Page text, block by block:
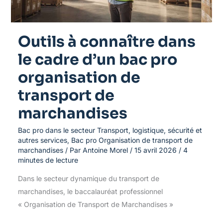
Outils à connaître dans
le cadre d’un bac pro
organisation de
transport de
marchandises
Bac pro dans le secteur Transport, logistique, sécurité et
autres services, Bac pro Organisation de transport de
marchandises/ Par Antoine Morel / 15 avril 2026 / 4
minutes de lecture
Dans le secteur dynamique du transport de
marchandises, le baccalauréat professionnel
« Organisation de Transport de Marchandises »
organisation
de
de
marchandises